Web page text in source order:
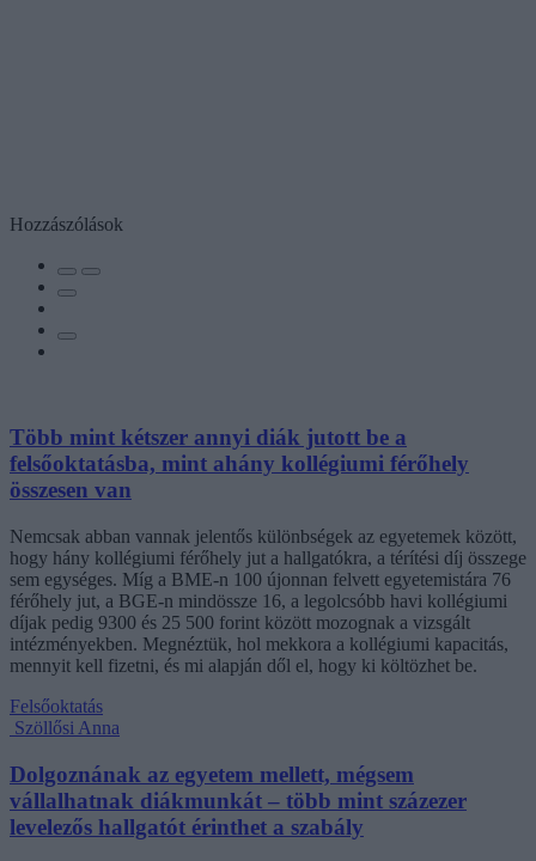
Hozzászólások
Több mint kétszer annyi diák jutott be a
felsőoktatásba, mint ahány kollégiumi férőhely
összesen van
Nemcsak abban vannak jelentős különbségek az egyetemek között,
hogy hány kollégiumi férőhely jut a hallgatókra, a térítési díj összege
sem egységes. Míg a BME-n 100 újonnan felvett egyetemistára 76
férőhely jut, a BGE-n mindössze 16, a legolcsóbb havi kollégiumi
díjak pedig 9300 és 25 500 forint között mozognak a vizsgált
intézményekben. Megnéztük, hol mekkora a kollégiumi kapacitás,
mennyit kell fizetni, és mi alapján dől el, hogy ki költözhet be.
Felsőoktatás
Szöllősi Anna
Dolgoznának az egyetem mellett, mégsem
vállalhatnak diákmunkát – több mint százezer
levelezős hallgatót érinthet a szabály